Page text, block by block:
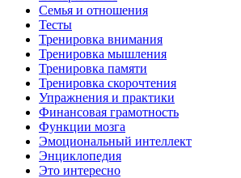
Семья и отношения
Тесты
Тренировка внимания
Тренировка мышления
Тренировка памяти
Тренировка скорочтения
Упражнения и практики
Финансовая грамотность
Функции мозга
Эмоциональный интеллект
Энциклопедия
Это интересно